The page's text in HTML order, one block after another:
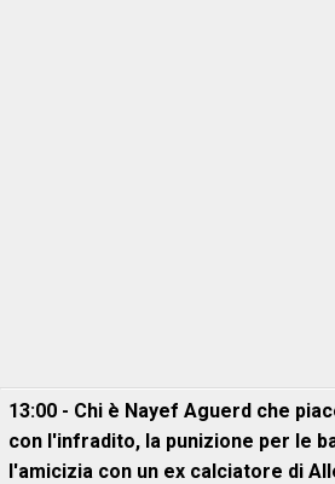
13:00 - Chi è Nayef Aguerd che
con l'infradito, la punizione per le
l'amicizia con un ex calciatore di